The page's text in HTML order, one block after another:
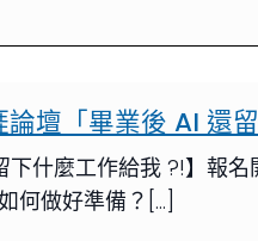
壇「畢業後 AI 還
什麼工作給我 ?!】報
何做好準備？[…]